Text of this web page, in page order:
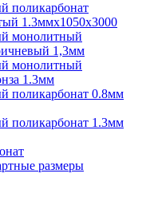
поликарбонат
1.3ммх1050х3000
монолитный
1,3мм
монолитный
1.3мм
поликарбонат 0.8мм
поликарбонат 1.3мм
размеры